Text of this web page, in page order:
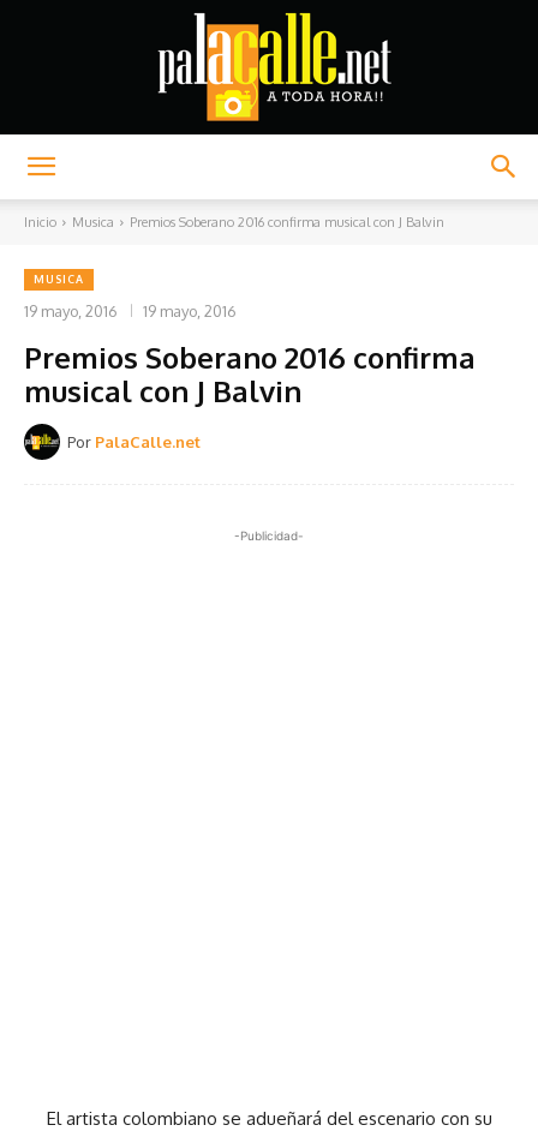
Inicio Musica Premios Soberano 2016 confirma musical con J Balvin
MUSICA
19 mayo, 2016 19 mayo, 2016
Premios Soberano 2016 confirma
musical con J Balvin
Por PalaCalle.net
-Publicidad-
El artista colombiano se adueñará del escenario con su